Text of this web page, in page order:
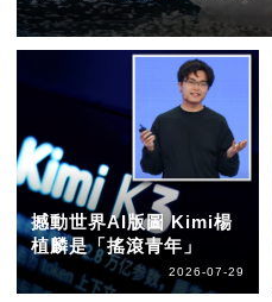
撼動世界AI版圖 Kimi楊
植麟是「搖滾青年」
2026-07-29